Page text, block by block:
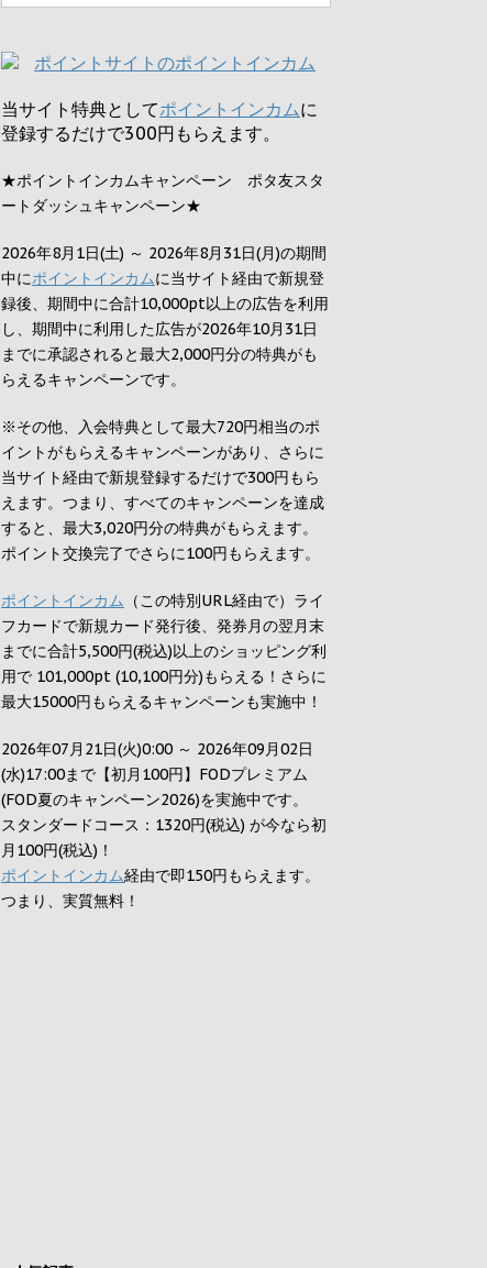
当サイト特典としてポイントインカムに
登録するだけで300円 もらえます。
★ポイントインカムキャンペーン ポタ友スタ
ートダッシュキャンペーン★
2026年8月1日(土) ～ 2026年8月31日(月)の期間
中にポイントインカムに当サイト経由で新規登
録後、期間中に合計10,000pt以上の広告を利用
し、期間中に利用した広告が2026年10月31日
までに承認されると最大2,000円分の特典がも
らえるキャンペーンです。
※その他、入会特典として最大720円相当のポ
イントがもらえるキャンペーンがあり、さらに
当サイト経由で新規登録するだけで300円もら
えます。つまり、すべてのキャンペーンを達成
すると、最大3,020円分の特典がもらえます。
ポイント交換完了でさらに100円もらえます。
ポイントインカム （この特別URL経由で）ライ
フカードで新規カード発行後、発券月の翌月末
までに合計5,500円(税込)以上のショッピング利
用で 101,000pt (10,100円分)もらえる！さらに
最大15000円もらえるキャンペーンも実施中！
2026年07月21日(火)0:00 ～ 2026年09月02日
(水)17:00まで【初月100円】FODプレミアム
(FOD夏のキャンペーン2026)を実施中です。
スタンダードコース：1320円(税込) が今なら初
月100円(税込)！
ポイントインカム経由で即150円もらえます。
つまり、実質無料！